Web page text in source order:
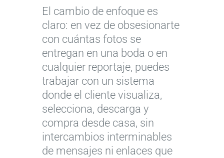
El cambio de enfoque es
claro: en vez de obsesionarte
con cuántas fotos se
entregan en una boda o en
cualquier reportaje, puedes
trabajar con un sistema
donde el cliente visualiza,
selecciona, descarga y
compra desde casa, sin
intercambios interminables
de mensajes ni enlaces que